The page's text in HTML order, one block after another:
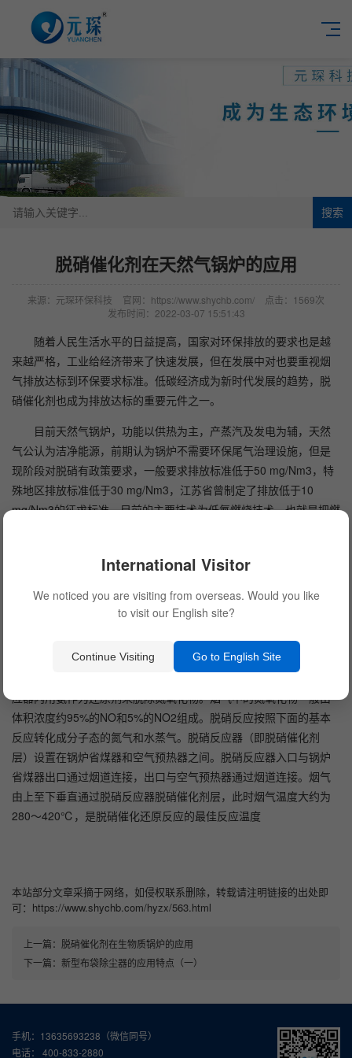
搜索
脱硝催化剂在天然气锅炉的应用
来源：元琛环保科技 官网：https://www.shychb.com/
点击：1569次
发布时间：2022-03-07 15:51:43
随着人民生活水平的日益提高，国家对环保排放的要求也是越
来越严格，工业给经济带来了快速发展，但在发展中对也要重视烟
气排放达标到环保要求标准。低碳经济成为新时代发展的趋势，脱
硝催化剂也成为排放达标的重要元件之一。
目前天然气锅炉，功能以供热为主，产蒸汽及发电为辅，天然
气公认为洁净能源，前期认为锅炉不需要环保尾气治理设施，但是
现阶段对脱硝有政策要求，一般要求排放标准低于50 mg/Nm3，特
殊地区排放标准低于30 mg/Nm3，江苏省曾制定了排放低于10
mg/Nm3的征求标准，目前的主要技术为低氮燃烧技术，也就是把燃
生并控制烟气中氮氧化物数值的目的，这种情况下，会降使系统热
效率降低5~10%左右，增加的系统的运行费用。以一台50t锅炉为
例，上低氮燃烧系统后，锅炉产同样蒸汽情况下每年会多消耗近300
应器内用氨作为还原剂来脱除氮氧化物。烟气中的氮氧化物一般由
体积浓度约95%的NO和5%的NO2组成。脱硝反应按照下面的基本
反应转化成分子态的氮气和水蒸气。脱硝反应器（即脱硝催化剂
层）设置在锅炉省煤器和空气预热器之间。脱硝反应器入口与锅炉
省煤器出口通过烟道连接，出口与空气预热器通过烟道连接。烟气
由上至下垂直通过脱硝反应器脱硝催化剂层，此时烟气温度大约为
280～420℃，是脱硝催化还原反应的最佳反应温度
本站部分文章采摘于网络，如侵权联系删除，转载请注明链接的出处即
可：https://www.shychb.com/hyzx/563.html
上一篇： 脱硝催化剂在生物质锅炉的应用
下一篇： 新型布袋除尘器的应用特点（一）
手机：13635693238（微信同号）
电话： 400-833-2880
International Visitor
We noticed you are visiting from overseas. Would you like
to visit our English site?
Continue Visiting Go to English Site